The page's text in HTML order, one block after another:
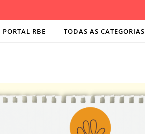
PORTAL RBE TODAS AS CATEGORIAS